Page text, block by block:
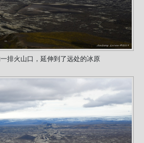
排火山口，延伸到了远处的冰原